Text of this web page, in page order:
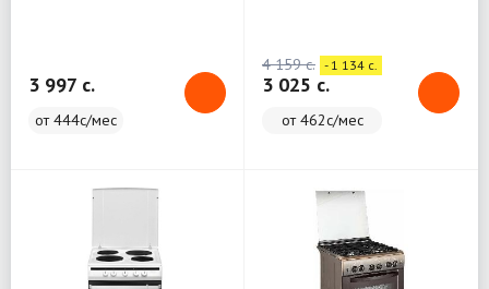
3 997 c.
от 444с/мес
4 159 c. - 1 134 c.
3 025 c.
от 462с/мес